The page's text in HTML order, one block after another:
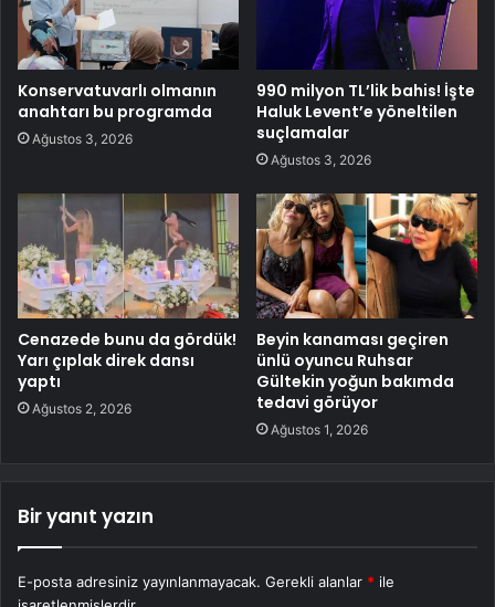
Konservatuvarlı olmanın
anahtarı bu programda
Ağustos 3, 2026
990 milyon TL’lik bahis! İşte
Haluk Levent’e yöneltilen
suçlamalar
Ağustos 3, 2026
Cenazede bunu da gördük!
Yarı çıplak direk dansı
yaptı
Ağustos 2, 2026
Beyin kanaması geçiren
ünlü oyuncu Ruhsar
Gültekin yoğun bakımda
tedavi görüyor
Ağustos 1, 2026
Bir yanıt yazın
E-posta adresiniz yayınlanmayacak. Gerekli alanlar * ile